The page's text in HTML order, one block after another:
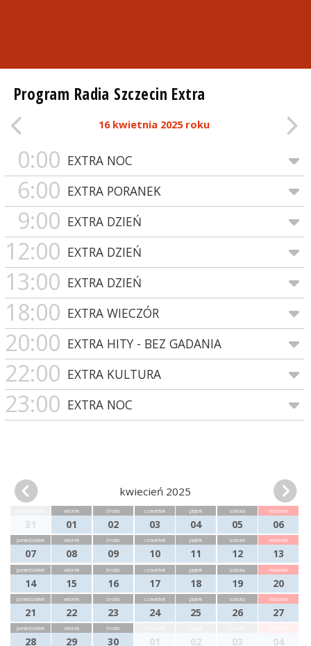
Program Radia Szczecin Extra
16 kwietnia 2025 roku
0:00 EXTRA NOC
6:00 EXTRA PORANEK
9:00 EXTRA DZIEŃ
12:00 EXTRA DZIEŃ
13:00 EXTRA DZIEŃ
18:00 EXTRA WIECZÓR
20:00 EXTRA HITY - BEZ GADANIA
22:00 EXTRA KULTURA
23:00 EXTRA NOC
kwiecień 2025
31
wtorek
01
środa
02
czwartek
03
piątek
04
sobota
05
niedziela
06
poniedziałek
07
wtorek
08
środa
09
czwartek
10
piątek
11
sobota
12
niedziela
13
poniedziałek
14
wtorek
15
środa
16
czwartek
17
piątek
18
sobota
19
niedziela
20
poniedziałek
21
wtorek
22
środa
23
czwartek
24
piątek
25
sobota
26
niedziela
27
poniedziałek
28
wtorek
29
środa
30 01 02 03 04